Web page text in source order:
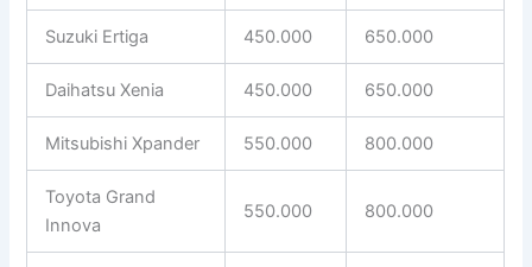
Suzuki Ertiga 450.000 650.000
Daihatsu Xenia 450.000 650.000
Mitsubishi Xpander 550.000 800.000
Toyota Grand
Innova
550.000 800.000